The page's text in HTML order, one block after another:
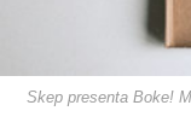
Skep presenta Boke!